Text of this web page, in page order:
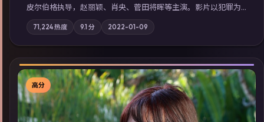
皮尔伯格执导，赵丽颖、肖央、菅田将晖等主演。影片以犯罪为
叙事主轴，失踪人口档案牵出跨国灰色产业链；摄影与配乐强化
地域气质；站内亦可通过「国产免费观看高清电视剧在线看」延
展检索同类型高分佳作，畅享高清在线追剧体验。
71,224热度 9.1 分 2022-01-09
高分